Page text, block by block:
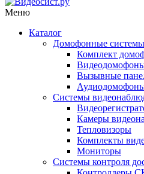
Меню
Каталог
Домофонные системы
Комплект
Вызывные
Системы
Камеры
Тепловизоры
Комплекты
Мониторы
Системы контроля